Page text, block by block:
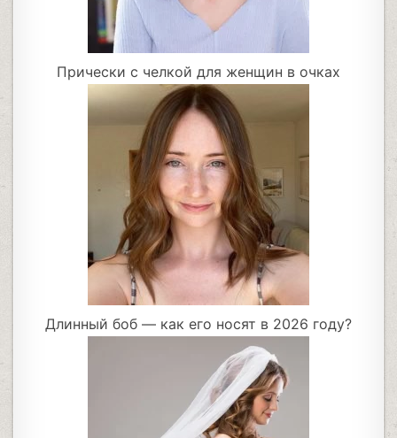
Прически с челкой для женщин в очках
Длинный боб — как его носят в 2026 году?